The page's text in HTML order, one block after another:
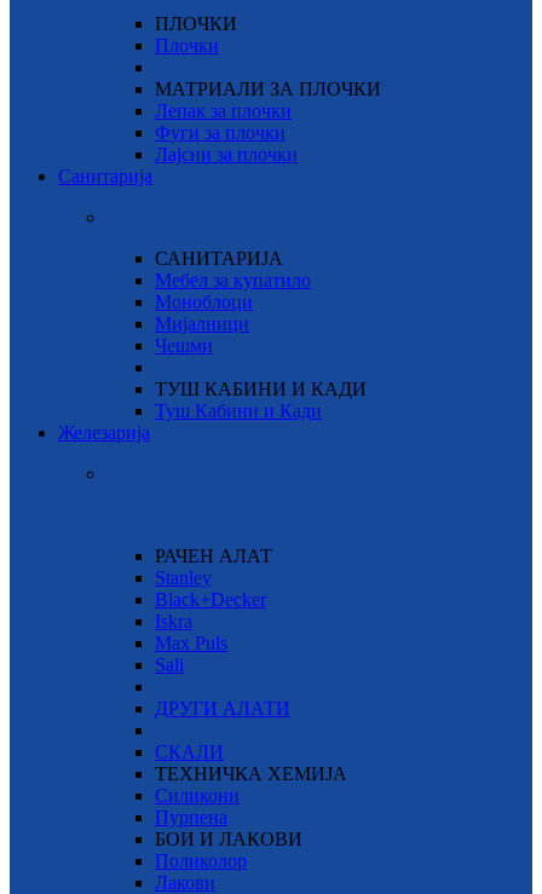
ПЛОЧКИ
Плочки
МАТРИАЛИ ЗА ПЛОЧКИ
Лепак за плочки
Фуги за плочки
Лајсни за плочки
Санитарија
САНИТАРИЈА
Мебел за купатило
Моноблоци
Мијалници
Чешми
ТУШ КАБИНИ И КАДИ
Туш Кабини и Кади
Железарија
РАЧЕН АЛАТ
Stanley
Black+Decker
Iskra
Max Puls
Sali
ДРУГИ АЛАТИ
СКАЛИ
ТЕХНИЧКА ХЕМИЈА
Силикони
Пурпена
БОИ И ЛАКОВИ
Поликолор
Лакови